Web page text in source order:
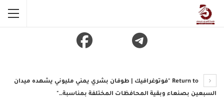
Return to "فوتوغرافيك | طوفان بشري يمني مليوني يشهده ميدان
السبعين بصنعاء وبقية المحافظات المختلفة بمناسبة…"